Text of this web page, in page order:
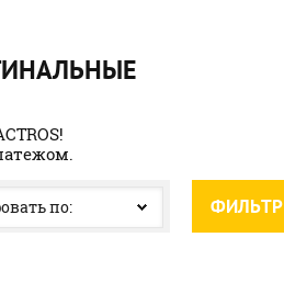
по: ФИЛЬТР